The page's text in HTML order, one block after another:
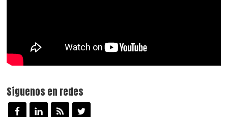
Síguenos en redes